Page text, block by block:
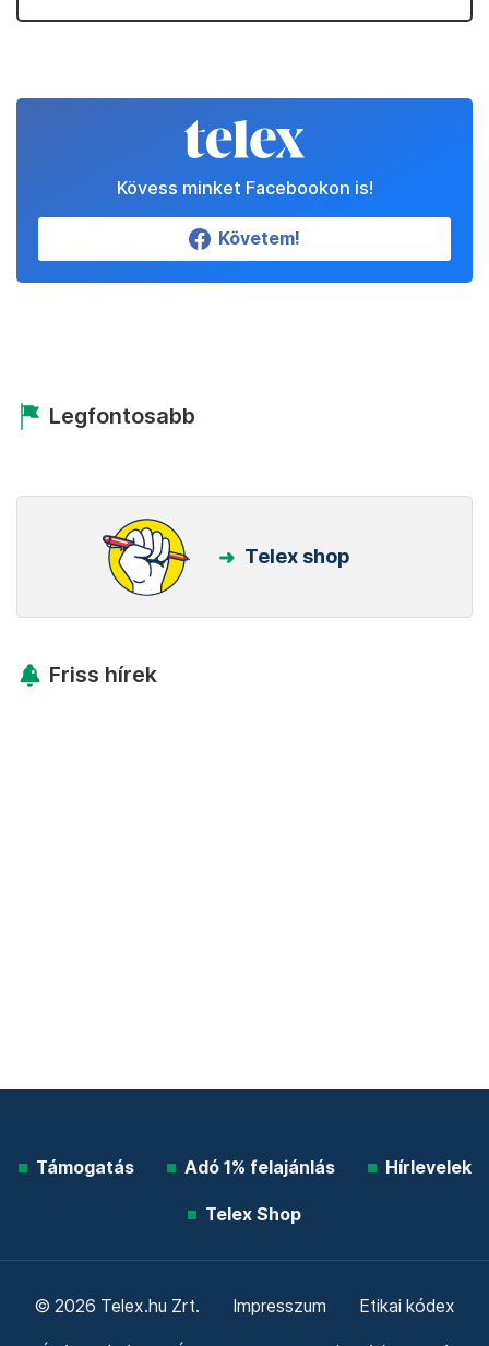
Kövess minket Facebookon is!
Követem!
Legfontosabb
Telex shop
Friss hírek
Támogatás Adó 1% felajánlás Hírlevelek
Telex Shop
© 2026 Telex.hu Zrt. Impresszum Etikai kódex